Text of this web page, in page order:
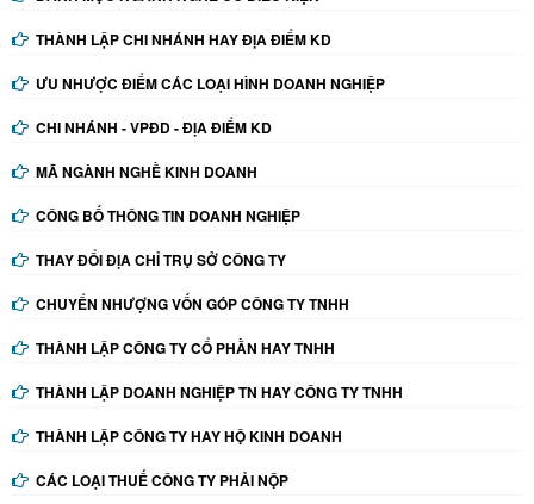
THÀNH LẬP CHI NHÁNH HAY ĐỊA ĐIỂM KD
ƯU NHƯỢC ĐIỂM CÁC LOẠI HÌNH DOANH NGHIỆP
CHI NHÁNH - VPĐD - ĐỊA ĐIỂM KD
MÃ NGÀNH NGHỀ KINH DOANH
CÔNG BỐ THÔNG TIN DOANH NGHIỆP
THAY ĐỔI ĐỊA CHỈ TRỤ SỞ CÔNG TY
CHUYỂN NHƯỢNG VỐN GÓP CÔNG TY TNHH
THÀNH LẬP CÔNG TY CỔ PHẦN HAY TNHH
THÀNH LẬP DOANH NGHIỆP TN HAY CÔNG TY TNHH
THÀNH LẬP CÔNG TY HAY HỘ KINH DOANH
CÁC LOẠI THUẾ CÔNG TY PHẢI NỘP